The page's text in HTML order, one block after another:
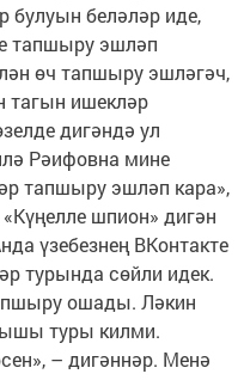
булуын беләләр иде,
тапшыру эшләп
өч тапшыру эшләгәч,
тагын ишекләр
дигәндә ул
Рәифовна мине
тапшыру эшләп кара»,
шпион» дигән
үзебезнең ВКонтакте
турында сөйли идек.
ошады. Ләкин
туры килми.
– дигәннәр. Менә